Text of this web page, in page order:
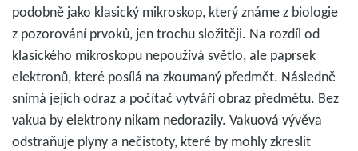
podobně jako klasický mikroskop, který známe z biologie
z pozorování prvoků, jen trochu složitěji. Na rozdíl od
klasického mikroskopu nepoužívá světlo, ale paprsek
elektronů, které posílá na zkoumaný předmět. Následně
snímá jejich odraz a počítač vytváří obraz předmětu. Bez
vakua by elektrony nikam nedorazily. Vakuová vývěva
odstraňuje plyny a nečistoty, které by mohly zkreslit